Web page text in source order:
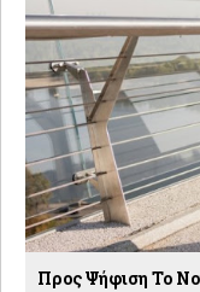
Προς Ψήφιση Το